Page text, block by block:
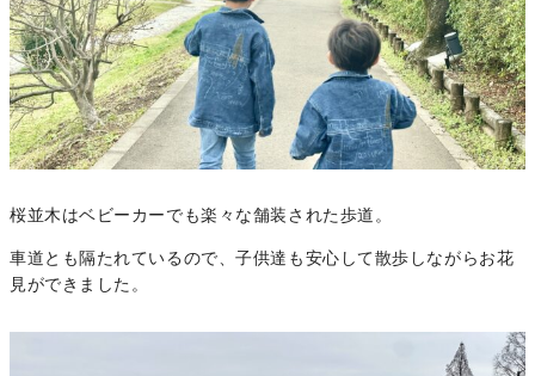
桜並木はベビーカーでも楽々な舗装された歩道。
車道とも隔たれているので、子供達も安心して散歩しながらお花
見ができました。